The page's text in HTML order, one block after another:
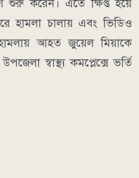
শুরু করেন। এতে ক্ষিপ্ত হয়ে
হামলা চালায় এবং ভিডিও
আহত জুয়েল মিয়াকে
স্বাস্থ্য কমপ্লেক্সে ভর্তি